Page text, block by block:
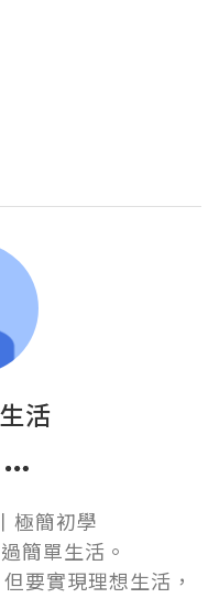
活
極簡初學
簡單生活。
要實現理想生活，